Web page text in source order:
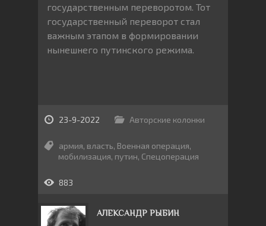
государственным переворотом. Тот
государственный переворот стал
важным этапом в формировании
нынешнего путинского режима.
23-9-2022 Авторские колонки
армия, власть, Военная операция,
мобилизация, путин, Спецоперация
883
АЛЕКСАНДР РЫБИН